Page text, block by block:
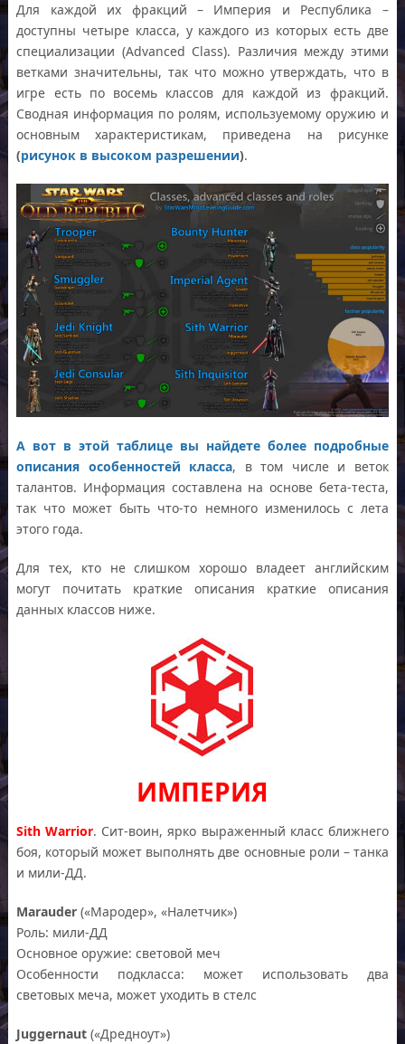
Для каждой их фракций – Империя и Республика –
доступны четыре класса, у каждого из которых есть две
специализации (Advanced Class). Различия между этими
ветками значительны, так что можно утверждать, что в
игре есть по восемь классов для каждой из фракций.
Сводная информация по ролям, используемому оружию и
основным характеристикам, приведена на рисунке
(рисунок в высоком разрешении).
А вот в этой таблице вы найдете более подробные
описания особенностей класса, в том числе и веток
талантов. Информация составлена на основе бета-теста,
так что может быть что-то немного изменилось с лета
этого года.
Для тех, кто не слишком хорошо владеет английским
могут почитать краткие описания краткие описания
данных классов ниже.
ИМПЕРИЯ
Sith Warrior. Сит-воин, ярко выраженный класс ближнего
боя, который может выполнять две основные роли – танка
и мили-ДД.
Marauder («Мародер», «Налетчик»)
Роль: мили-ДД
Основное оружие: световой меч
Особенности подкласса: может использовать два
световых меча, может уходить в стелс
Juggernaut («Дредноут»)